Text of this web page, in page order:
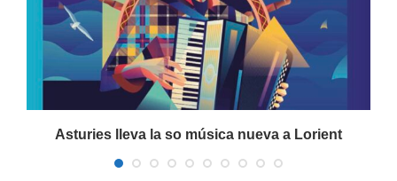
Asturies lleva la so música nueva a Lorient